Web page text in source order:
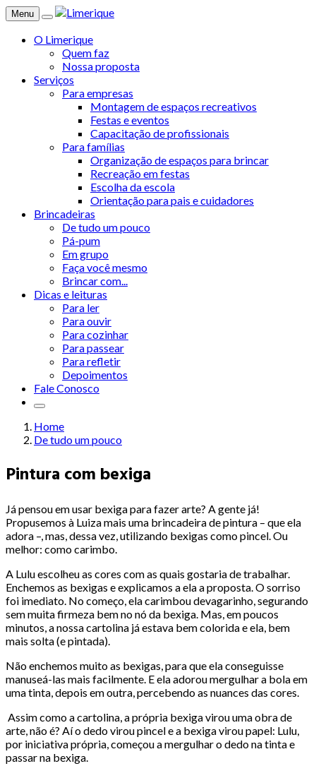
Menu
O Limerique
Quem faz
Nossa proposta
Serviços
Para empresas
Montagem de espaços recreativos
Festas e eventos
Capacitação de profissionais
Para famílias
Organização de espaços para brincar
Recreação em festas
Escolha da escola
Orientação para pais e cuidadores
Brincadeiras
De tudo um pouco
Pá-pum
Em grupo
Faça você mesmo
Brincar com...
Dicas e leituras
Para ler
Para ouvir
Para cozinhar
Para passear
Para refletir
Depoimentos
Fale Conosco
Home
De tudo um pouco
Pintura com bexiga
Já pensou em usar bexiga para fazer arte? A gente já!
Propusemos à Luiza mais uma brincadeira de pintura – que ela
adora –, mas, dessa vez, utilizando bexigas como pincel. Ou
melhor: como carimbo.
A Lulu escolheu as cores com as quais gostaria de trabalhar.
Enchemos as bexigas e explicamos a ela a proposta. O sorriso
foi imediato. No começo, ela carimbou devagarinho, segurando
sem muita firmeza bem no nó da bexiga. Mas, em poucos
minutos, a nossa cartolina já estava bem colorida e ela, bem
mais solta (e pintada).
Não enchemos muito as bexigas, para que ela conseguisse
manuseá-las mais facilmente. E ela adorou mergulhar a bola em
uma tinta, depois em outra, percebendo as nuances das cores.
Assim como a cartolina, a própria bexiga virou uma obra de
arte, não é? Aí o dedo virou pincel e a bexiga virou papel: Lulu,
por iniciativa própria, começou a mergulhar o dedo na tinta e
passar na bexiga.